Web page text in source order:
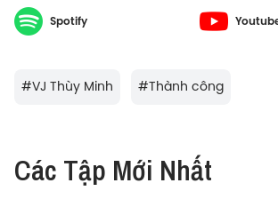
—
Đừng quên có thể xem bản video
Và đọc những bài viết thú vị tại
Spotify
#VJ Thùy Minh #Thành công
Các Tập Mới Nhất